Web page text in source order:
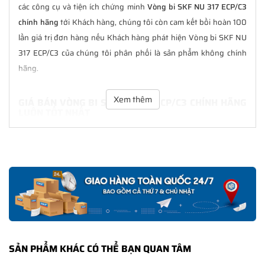
các công cụ và tiện ích chứng minh Vòng bi SKF NU 317 ECP/C3
chính hãngtới Khách hàng, chúng tôi còn cam kết bồi hoàn 100
lần giá trị đơn hàng nếu Khách hàng phát hiện Vòng bi SKF NU
317 ECP/C3 của chúng tôi phân phối là sản phẩm không chính
hãng.
GIÁ BÁN VÒNG BI SKF NU 317 ECP/C3 CHÍNH HÃNG
TạiNGOCANH.COMgiá bán Vòng bi SKF NU 317 ECP/C3 luôn là
trong suốt quá trình sử dụng các sản phẩm SKF chính hãng.
CHẾ ĐỘ BẢO HÀNH VÒNG BI SKF NU 317 ECP/C3
CHÍNH HÃNG
Tất cả các sản phẩm SKF chính hãng do
phối đều được bảo hành chính hãng theo đúng tiêu chuẩn bảo
Xem thêm
SẢN PHẨM KHÁC CÓ THỂ BẠN QUAN TÂM